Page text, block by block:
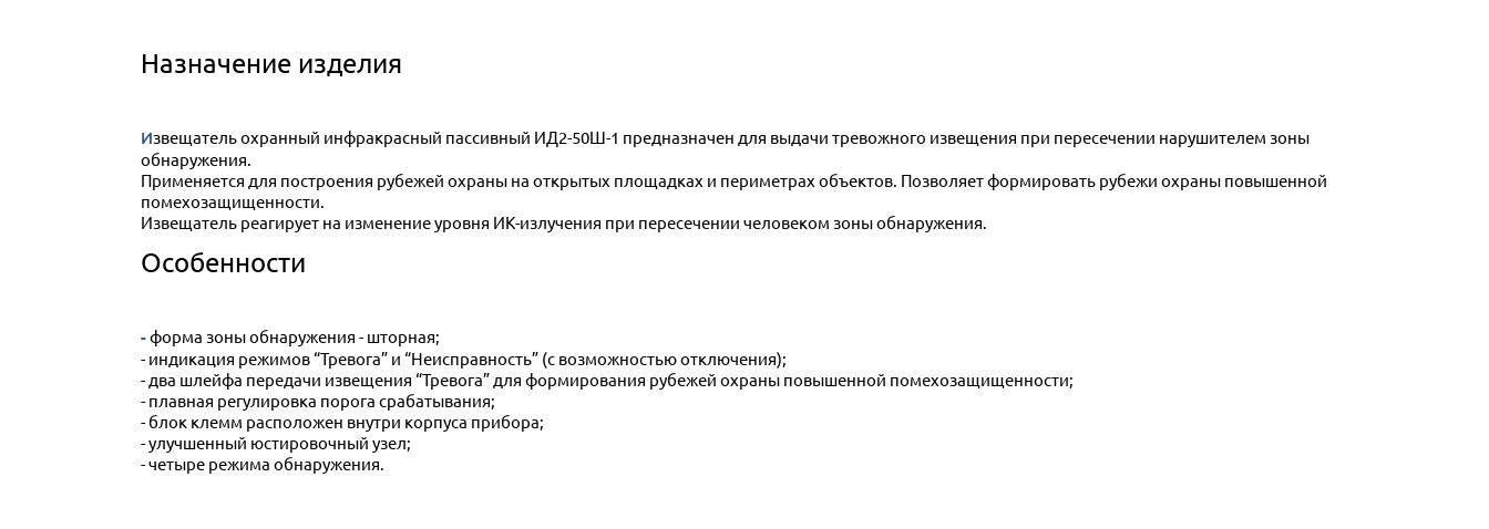
Назначение изделия
Извещатель охранный инфракрасный пассивный ИД2-50Ш-1 предназначен для выдачи тревожного извещения при пересечении нарушителем зоны
обнаружения.
Применяется для построения рубежей охраны на открытых площадках и периметрах объектов. Позволяет формировать рубежи охраны повышенной
помехозащищенности.
Извещатель реагирует на изменение уровня ИК-излучения при пересечении человеком зоны обнаружения.
Особенности
- форма зоны обнаружения - шторная;
- индикация режимов “Тревога” и “Неисправность” (с возможностью отключения);
- два шлейфа передачи извещения “Тревога” для формирования рубежей охраны повышенной помехозащищенности;
- плавная регулировка порога срабатывания;
- блок клемм расположен внутри корпуса прибора;
- улучшенный юстировочный узел;
- четыре режима обнаружения.